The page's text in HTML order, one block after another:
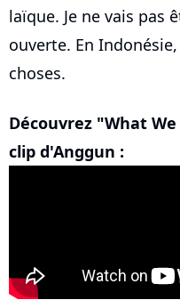
laïque. Je ne vais pas
ouverte. En
choses.
Découvrez "What
clip d'Anggun :